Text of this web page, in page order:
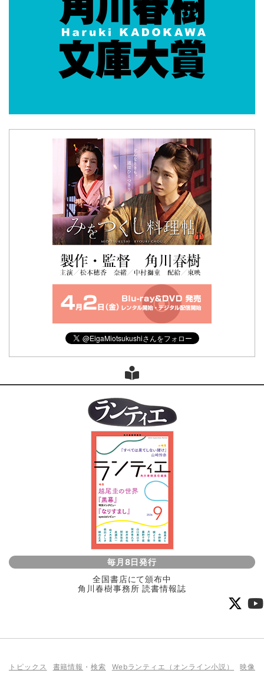
毎月8日発行
全国書店にて頒布中
角川春樹事務所 読書情報誌
トピックス 書籍情報 ・検索 Webランティエ（オンライン小説） 映像